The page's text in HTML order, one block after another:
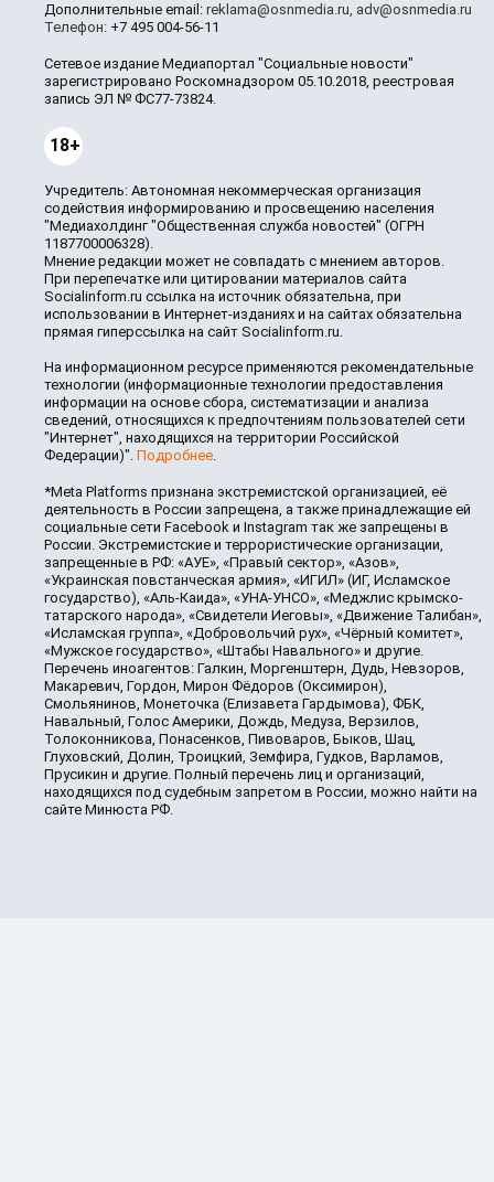
Дополнительные email: reklama@osnmedia.ru, adv@osnmedia.ru
Телефон: +7 495 004-56-11
Сетевое издание Медиапортал "Социальные новости"
зарегистрировано Роскомнадзором 05.10.2018, реестровая
запись ЭЛ № ФС77-73824.
18+
Учредитель: Автономная некоммерческая организация
содействия информированию и просвещению населения
"Медиахолдинг "Общественная служба новостей" (ОГРН
1187700006328).
Мнение редакции может не совпадать с мнением авторов.
При перепечатке или цитировании материалов сайта
Socialinform.ru ссылка на источник обязательна, при
использовании в Интернет-изданиях и на сайтах обязательна
прямая гиперссылка на сайт Socialinform.ru.
На информационном ресурсе применяются рекомендательные
технологии (информационные технологии предоставления
информации на основе сбора, систематизации и анализа
сведений, относящихся к предпочтениям пользователей сети
"Интернет", находящихся на территории Российской
Федерации)". Подробнее.
*Meta Platforms признана экстремистской организацией, её
деятельность в России запрещена, а также принадлежащие ей
социальные сети Facebook и Instagram так же запрещены в
России. Экстремистские и террористические организации,
запрещенные в РФ: «АУЕ», «Правый сектор», «Азов»,
«Украинская повстанческая армия», «ИГИЛ» (ИГ, Исламское
государство), «Аль-Каида», «УНА-УНСО», «Меджлис крымско-
татарского народа», «Свидетели Иеговы», «Движение Талибан»,
«Исламская группа», «Добровольчий рух», «Чёрный комитет»,
«Мужское государство», «Штабы Навального» и другие.
Перечень иноагентов: Галкин, Моргенштерн, Дудь, Невзоров,
Макаревич, Гордон, Мирон Фёдоров (Оксимирон),
Смольянинов, Монеточка (Елизавета Гардымова), ФБК,
Навальный, Голос Америки, Дождь, Медуза, Верзилов,
Толоконникова, Понасенков, Пивоваров, Быков, Шац,
Глуховский, Долин, Троицкий, Земфира, Гудков, Варламов,
Прусикин и другие. Полный перечень лиц и организаций,
находящихся под судебным запретом в России, можно найти на
сайте Минюста РФ.